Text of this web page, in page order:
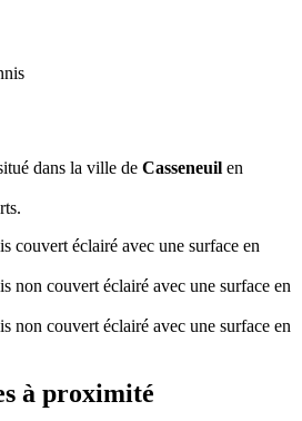
dans la ville de Casseneuil en
couvert éclairé avec une surface en
non couvert éclairé avec une surface en
non couvert éclairé avec une surface en
à proximité